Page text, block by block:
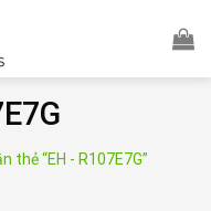
thẻ “EH - R107E7G”